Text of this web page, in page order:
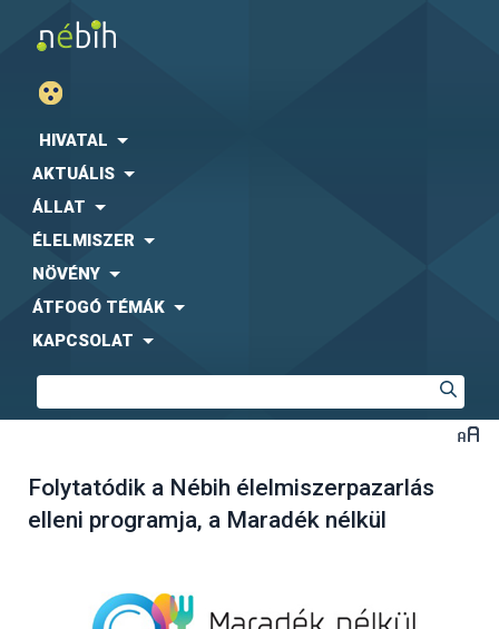
HIVATAL
AKTUÁLIS
ÁLLAT
ÉLELMISZER
NÖVÉNY
ÁTFOGÓ TÉMÁK
KAPCSOLAT
Folytatódik a Nébih élelmiszerpazarlás
elleni programja, a Maradék nélkül